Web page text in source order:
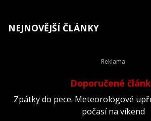
NEJNOVĚJŠÍ ČLÁNKY
Doporučené
Zpátky do pece. Meteorologové
počasí na víkend